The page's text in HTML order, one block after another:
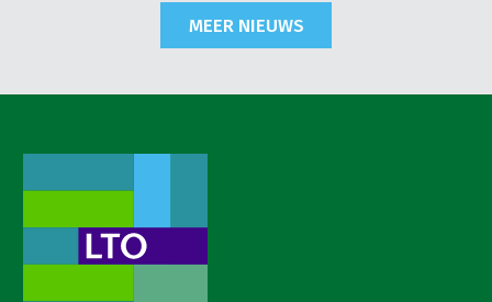
MEER NIEUWS